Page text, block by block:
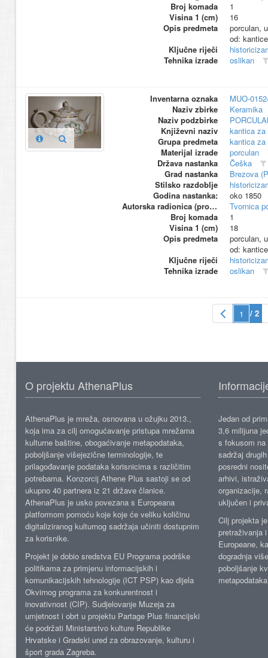
Broj komada
1
Visina 1 (cm)
16
Opis predmeta
porculan,
od:
Ključne riječi
Tehnika izrade
oslikan
Inventarna oznaka
MUO-
Naziv zbirke
Keramika
Naziv podzbirke
Književni naziv
kantica za
Grupa predmeta
kantica za
Materijal izrade
porculan
Država nastanka
Češka
Grad nastanka
Brezova
Stilsko razdoblje
Godina nastanka:
oko 1850
Autorska radionica (proizvođač)
Tvornica
Broj komada
1
Visina 1 (cm)
18
Opis predmeta
porculan,
od:
Ključne riječi
Tehnika izrade
oslikan
/ 2
O projektu AthenaPlus
AthenaPlus je mreža, osnovana u ožujku 2013.,
koja ima za cilj omogućavanje pristupa mrežama
kulturne baštine, obogaćivanje metapodataka,
poboljšanje višejezične terminologije, te
prilagođavanje podataka korisnicima s različitim
potrebama. Konzorcij Athene Plus sastoji se od
ukupno 40 partnera iz 21 države članice.
AthenaPlus je usko povezana s Europeana
platformom pomoću koje koje će veliku količinu
digitaliziranog kulturnog sadržaja učiniti dostupnim
za korisnike.
Projekt je dobio sredstva EU Programa podrške
politikama za primjenu informacijskih i
komunikacijskih tehnologije (ICT PSP) kao dijela
Okvirnog programa za konkurentnost i
inovativnost (CIP). Sudjelovanje Muzeja za
umjetnost i obrt u projektu Partage Plus financijski
će podržati Ministarstvo kulture Republike
Hrvatske i Gradski ured za obrazovanje, kulturu i
šport grada Zagreba.
Jedan od
3,6 milijuna
s fokusom
sadržaj
posredni
arhivi,
organizacije,
uključen i
Cilj projekta
pretraživanja
Europeane,
dogradnja
poboljšanje